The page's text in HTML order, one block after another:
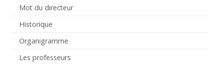
Mot du directeur
Historique
Organigramme
Les professeurs